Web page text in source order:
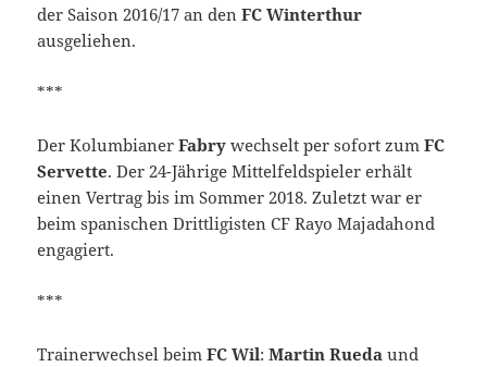
der Saison 2016/17 an denFC Winterthur
ausgeliehen.
***
Der KolumbianerFabry wechselt per sofort zumFC
Servette. Der 24-Jährige Mittelfeldspieler erhält
einen Vertrag bis im Sommer 2018. Zuletzt war er
beim spanischen Drittligisten CF Rayo Majadahond
engagiert.
***
Trainerwechsel beimFC Wil:Martin Rueda und